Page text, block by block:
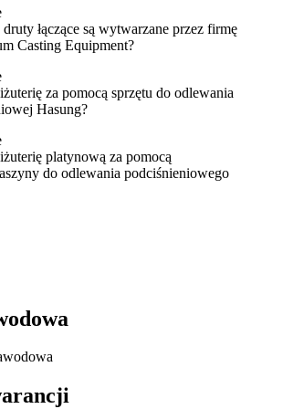
łączące są wytwarzane przez firmę
Casting Equipment?
za pomocą sprzętu do odlewania
Hasung?
platynową za pomocą
do odlewania podciśnieniowego